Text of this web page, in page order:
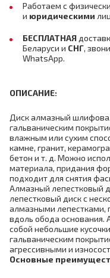
Работаем с
и юридическими
БЕСПЛАТНАЯ
Беларуси и СНГ,
WhatsApp.
ОПИСАНИЕ:
Диск алмазный
гальваническим
влажным или сухим
камне, гранит,
бетон и т. д. Можно
материала, придания
подходит для снятия
Алмазный лепестковый
лепестковый диск с
алмазными лепестками,
вдоль обода основания.
собой небольшие
гальваническим
агрессивными и
Основные